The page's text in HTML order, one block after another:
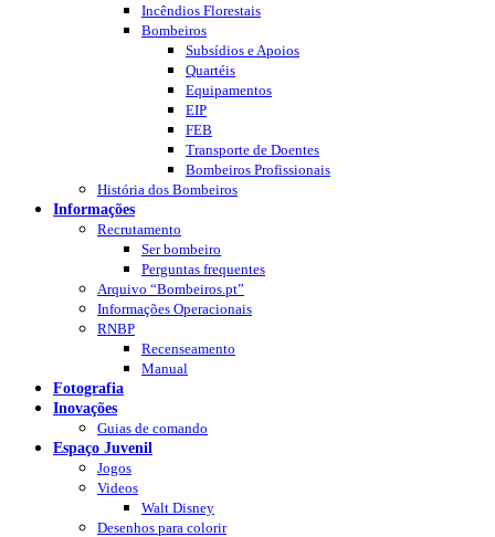
Incêndios Florestais
Bombeiros
Subsídios e Apoios
Quartéis
Equipamentos
EIP
FEB
Transporte de Doentes
Bombeiros Profissionais
História dos Bombeiros
Informações
Recrutamento
Ser bombeiro
Perguntas frequentes
Arquivo “Bombeiros.pt”
Informações Operacionais
RNBP
Recenseamento
Manual
Fotografia
Inovações
Guias de comando
Espaço Juvenil
Jogos
Videos
Walt Disney
Desenhos para colorir